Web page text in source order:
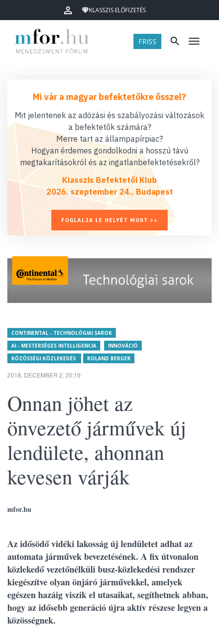
KLASSZIS ELŐFIZETÉS
FRISS Menü
Mi vár a magyar befektetőkre ősszel?
Mit jelentenek az adózási és szabályozási változások
a befektetők számára?
Merre tart az állampapírpiac?
Hogyan érdemes gondolkodni a hosszú távú
megtakarításokról és az ingatlanbefektetésekről?
Klasszis Befektetői Klub
2026. szeptember 24., Budapest
FOGLALJA LE HELYÉT MOST >>
CONTINENTAL - TECHNOLÓGIAI SAROK
AI - MESTERSÉGES INTELLIGENCIA
INNOVÁCIÓ
KÖZÖSSÉGI KÖZLEKEDÉS
ROLAND BERGER
2018. DECEMBER 2. 20:19
Onnan jöhet az
önvezető járművek új
lendülete, ahonnan
kevesen várják
mfor.hu
Az idősödő vidéki lakosság új lendületet adhat az
automata járművek bevezetésének. A fix útvonalon
közlekedő vezetőnélküli busz-közlekedési rendszer
kiegészítve olyan önjáró járművekkel, amelyek
egészen hazáig viszik el utasaikat, segíthetnek abban,
hogy az idősebb generáció újra aktív részese legyen a
közösségnek.